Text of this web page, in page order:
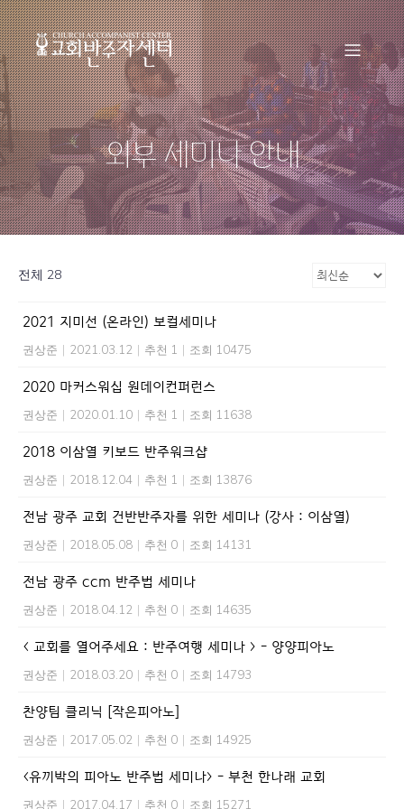
외부 세미나 안내
전체 28
2021 지미선 (온라인) 보컬세미나
권상준 | 2021.03.12 | 추천 1 | 조회 10475
2020 마커스워십 원데이컨퍼런스
권상준 | 2020.01.10 | 추천 1 | 조회 11638
2018 이삼열 키보드 반주워크샵
권상준 | 2018.12.04 | 추천 1 | 조회 13876
전남 광주 교회 건반반주자를 위한 세미나 (강사 : 이삼열)
권상준 | 2018.05.08 | 추천 0 | 조회 14131
전남 광주 ccm 반주법 세미나
권상준 | 2018.04.12 | 추천 0 | 조회 14635
< 교회를 열어주세요 : 반주여행 세미나 > - 양양피아노
권상준 | 2018.03.20 | 추천 0 | 조회 14793
찬양팀 클리닉 [작은피아노]
권상준 | 2017.05.02 | 추천 0 | 조회 14925
<유끼박의 피아노 반주법 세미나> - 부천 한나래 교회
권상준 | 2017.04.17 | 추천 0 | 조회 15271